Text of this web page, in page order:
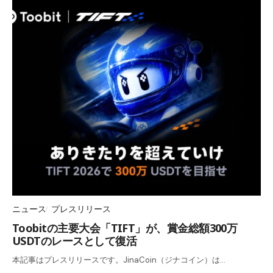
ニュース プレスリリース
Toobitの主要大会「TIFT」が、賞金総額300万
USDTのレースとして復活
本記事はプレスリリースです。JinaCoin（ジナコイン）は…